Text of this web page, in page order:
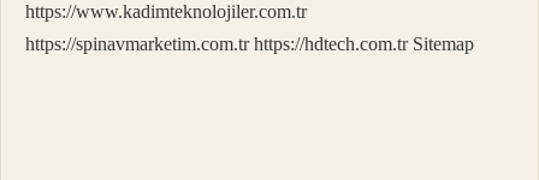
https://www.kadimteknolojiler.com.tr
https://spinavmarketim.com.tr https://hdtech.com.tr Sitemap